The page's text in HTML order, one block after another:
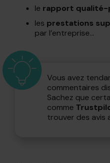
le rapport qualité-
les prestations
par l’entreprise…
Vous avez
commentaires
Sachez que
comme
trouver des avis